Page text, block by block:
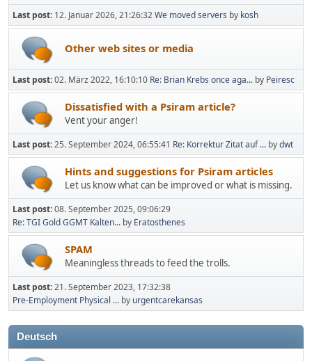
Last post: 12. Januar 2026, 21:26:32We moved servers by kosh
Other web sites or media
Last post:02. März 2022, 16:10:10 Re: Brian Krebs once aga... by Peiresc
Dissatisfied with a Psiram article?
Vent your anger!
Last post:25. September 2024, 06:55:41 Re: Korrektur Zitat auf ... bydwt
Hints and suggestions for Psiram articles
Let us know what can be improved or what is missing.
Last post:08. September 2025, 09:06:29
Re: TGI Gold GGMT Kalten... by Eratosthenes
SPAM
Meaningless threads to feed the trolls.
Last post:21. September 2023, 17:32:38
Pre-Employment Physical ... by urgentcarekansas
Deutsch